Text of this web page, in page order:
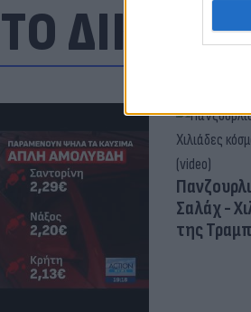
ΔΙΚΤΥΟ
Σαλάχ -
της